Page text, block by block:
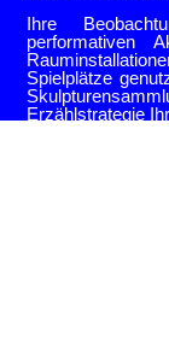
Ihre
performativen
Spielplätze
Erzählstrategie